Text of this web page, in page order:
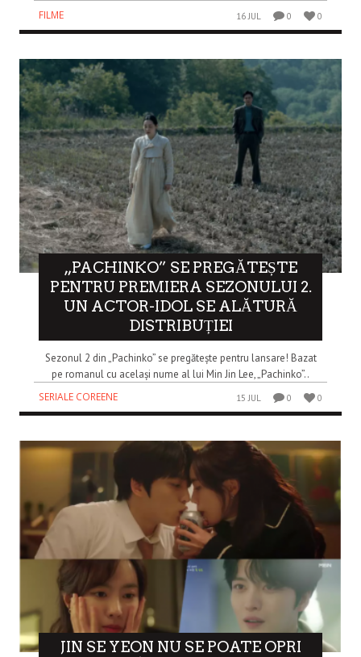
FILME
16 JUL 0 0
„PACHINKO” SE PREGĂTEȘTE
PENTRU PREMIERA SEZONULUI 2.
UN ACTOR-IDOL SE ALĂTURĂ
DISTRIBUȚIEI
Sezonul 2 din „Pachinko” se pregătește pentru lansare! Bazat
pe romanul cu același nume al lui Min Jin Lee, „Pachinko”..
SERIALE COREENE
15 JUL 0 0
JIN SE YEON NU SE POATE OPRI